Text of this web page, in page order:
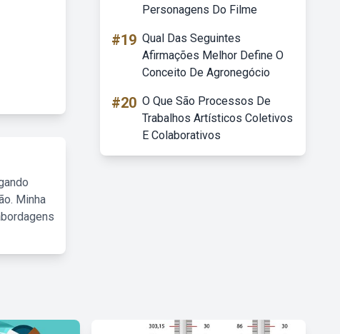
Minha
Personagens Do Filme
#19 Qual Das Seguintes
Afirmações Melhor Define O
Conceito De Agronegócio
#20 O Que São Processos De
Trabalhos Artísticos Coletivos
E Colaborativos